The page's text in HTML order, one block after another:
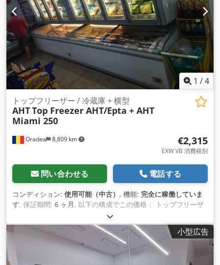
1 /4
Oradea 8,809 km
トップフリーザー / 冷蔵庫 + 横型
AHTTop Freezer AHT/Epta + AHT
Miami 250
€2,315
EXW VB 消費税別
問い合わせる 電話する
コンディション: 使用可能（中古） , 機能: 完全に稼働していま
す, 保証期間: 6 ヶ月, 以下の構成でこの価格： トップフリーザ
ーAHTキンレイまたはエプタ250と、未改修の水平キャビネッ
トAHTマイアミの組み合わせ。 ファンアイスSRLはルーマニア
におけるAHTの代理店です。 AHTの新品・中古機器の販売代理
店です。 世界中への迅速な配送 AHT Kinley 210/250 cm (冷凍
庫または冷蔵庫として使用可能、中低温)! 完全にテストされた
小型広告